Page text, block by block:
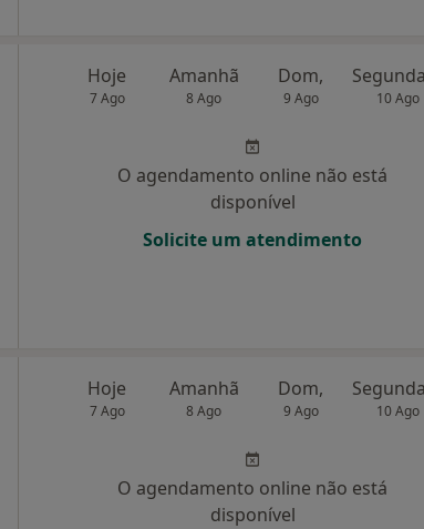
Hoje
7 Ago
Amanhã
8 Ago
Dom,
9 Ago 10 Ago
O agendamento online não está
disponível
Solicite um atendimento
Hoje
7 Ago
Amanhã
8 Ago
Dom,
9 Ago 10 Ago
O agendamento online não está
disponível